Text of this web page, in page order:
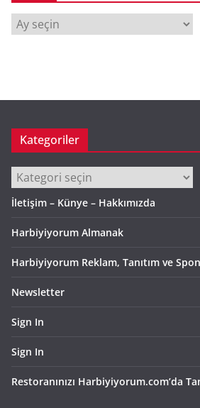
r
Kategoriler
Kategoriler
İletişim – Künye – Hakkımızda
Harbiyiyorum Almanak
Harbiyiyorum Reklam, Tanıtım ve
Newsletter
Sign In
Sign In
Restoranınızı Harbiyiyorum.com’da